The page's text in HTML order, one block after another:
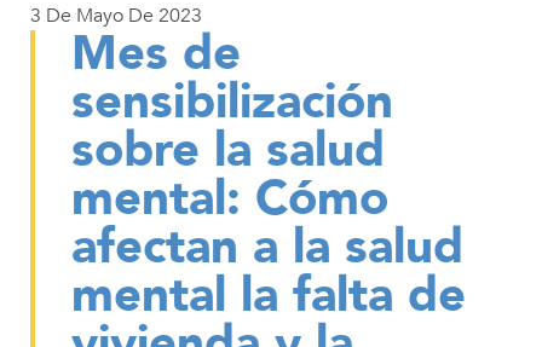
3 De Mayo De 2023
Mes de
sensibilización
sobre la salud
mental: Cómo
afectan a la salud
mental la falta de